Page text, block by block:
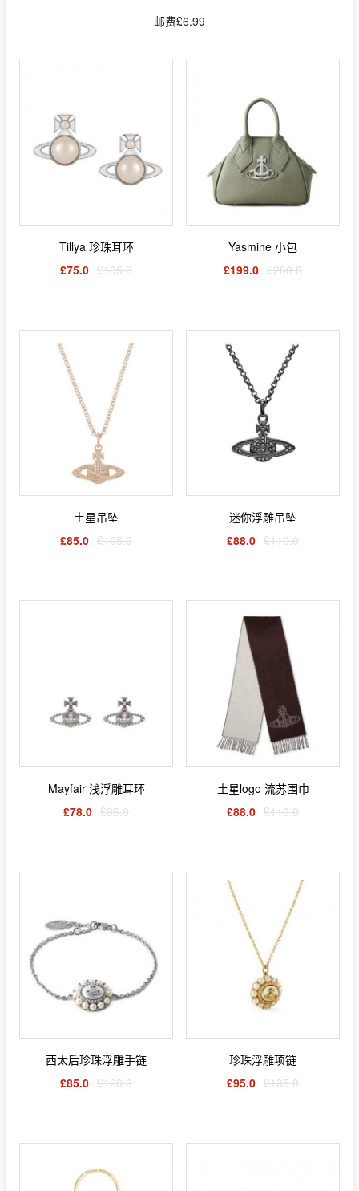
邮费£6.99
Tillya 珍珠耳环
£75.0 £105.0
Yasmine 小包
£199.0 £280.0
土星吊坠
£85.0 £105.0
迷你浮雕吊坠
£88.0 £110.0
Mayfair 浅浮雕耳环
£78.0 £95.0
土星logo 流苏围巾
£88.0 £110.0
西太后珍珠浮雕手链
£85.0 £120.0
珍珠浮雕项链
£95.0 £135.0